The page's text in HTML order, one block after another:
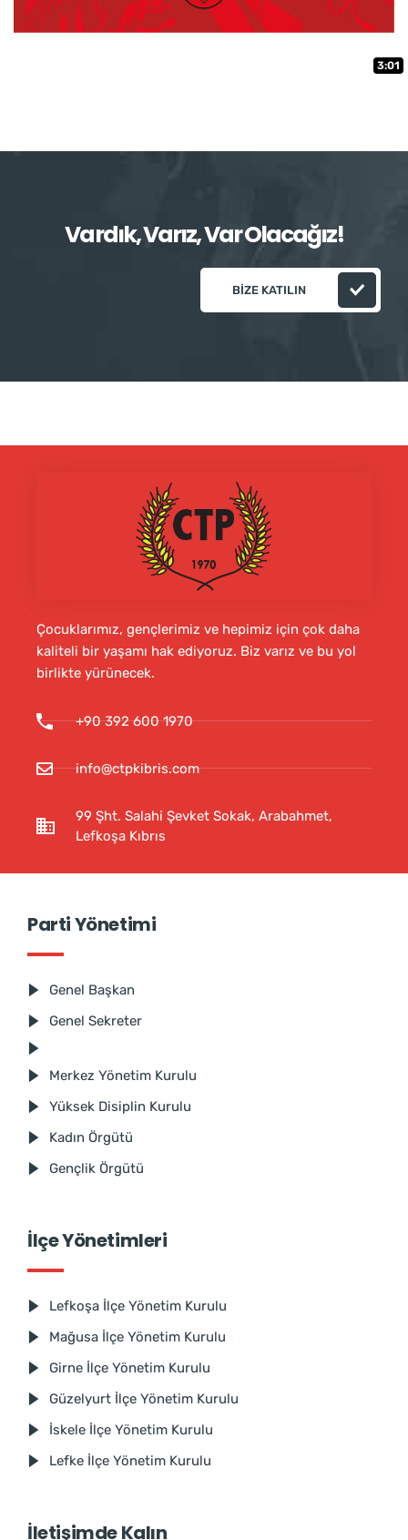
3:01
Vardık, Varız, Var Olacağız!
BIZE KATILIN
Çocuklarımız, gençlerimiz ve hepimiz için çok daha
kaliteli bir yaşamı hak ediyoruz. Biz varız ve bu yol
birlikte yürünecek.
+90 392 600 1970
info@ctpkibris.com
99 Şht. Salahi Şevket Sokak, Arabahmet,
Lefkoşa Kıbrıs
Parti Yönetimi
Genel Başkan
Genel Sekreter
Merkez Yönetim Kurulu
Yüksek Disiplin Kurulu
Kadın Örgütü
Gençlik Örgütü
İlçe Yönetimleri
Lefkoşa İlçe Yönetim Kurulu
Mağusa İlçe Yönetim Kurulu
Girne İlçe Yönetim Kurulu
Güzelyurt İlçe Yönetim Kurulu
İskele İlçe Yönetim Kurulu
Lefke İlçe Yönetim Kurulu
İletişimde Kalın